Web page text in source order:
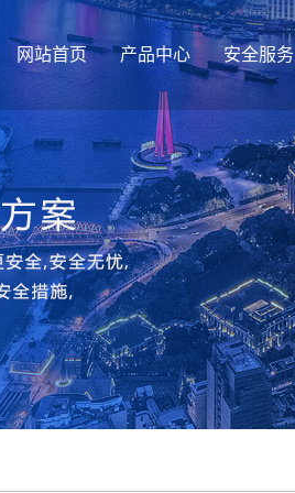
网站首页 产品中心 安全服务